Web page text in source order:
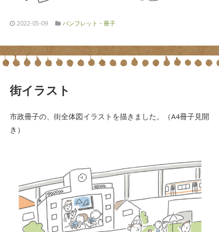
2022-05-09 パンフレット・冊子
街イラスト
市政冊子の、街全体図イラストを描きました。（A4冊子見開
き）